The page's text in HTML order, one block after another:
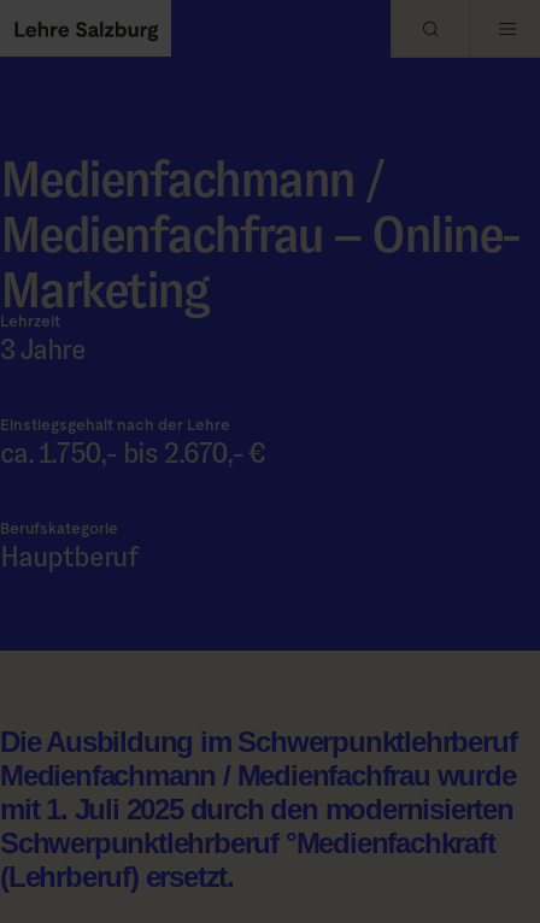
Skip to main content
Medienfachmann /
Medienfachfrau – Online-
Marketing
Lehrzeit
3 Jahre
Einstiegsgehalt nach der Lehre
ca. 1.750,- bis 2.670,- €
Berufskategorie
Hauptberuf
Die Ausbildung im Schwerpunktlehrberuf
Medienfachmann / Medienfachfrau wurde
mit 1. Juli 2025 durch den modernisierten
Schwerpunktlehrberuf °Medienfachkraft
(Lehrberuf) ersetzt.